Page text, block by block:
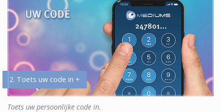
2. Toets uw code in +
Toets uw persoonlijke code in.